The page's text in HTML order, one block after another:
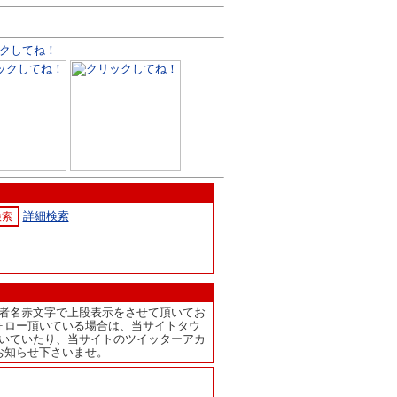
詳細検索
名赤文字で上段表示をさせて頂いてお
ロー頂いている場合は、当サイトタウ
ていたり、当サイトのツイッターアカ
らせ下さいませ。